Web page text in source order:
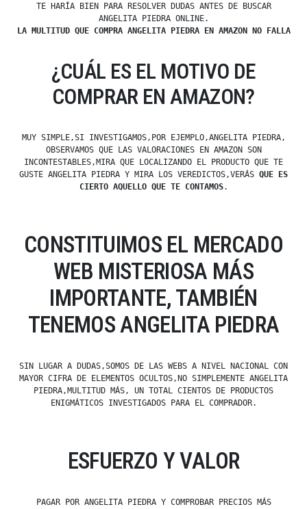
TE HARÍA BIEN PARA RESOLVER DUDAS ANTES DE BUSCAR
ANGELITA PIEDRA ONLINE.
LA MULTITUD QUE COMPRA ANGELITA PIEDRA EN AMAZON NO FALLA
¿CUÁL ES EL MOTIVO DE
COMPRAR EN AMAZON?
MUY SIMPLE,SI INVESTIGAMOS,POR EJEMPLO,ANGELITA PIEDRA,
OBSERVAMOS QUE LAS VALORACIONES EN AMAZON SON
INCONTESTABLES,MIRA QUE LOCALIZANDO EL PRODUCTO QUE TE
GUSTE ANGELITA PIEDRA Y MIRA LOS VEREDICTOS,VERÁS QUE ES
CIERTO AQUELLO QUE TE CONTAMOS.
CONSTITUIMOS EL MERCADO
WEB MISTERIOSA MÁS
IMPORTANTE, TAMBIÉN
TENEMOS ANGELITA PIEDRA
SIN LUGAR A DUDAS,SOMOS DE LAS WEBS A NIVEL NACIONAL CON
MAYOR CIFRA DE ELEMENTOS OCULTOS,NO SIMPLEMENTE ANGELITA
PIEDRA,MULTITUD MÁS, UN TOTAL CIENTOS DE PRODUCTOS
ENIGMÁTICOS INVESTIGADOS PARA EL COMPRADOR.
ESFUERZO Y VALOR
PAGAR POR ANGELITA PIEDRA Y COMPROBAR PRECIOS MÁS